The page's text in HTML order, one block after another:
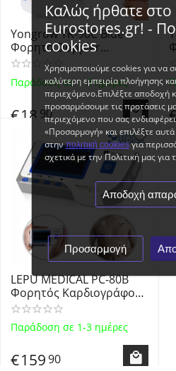
Yongrow YK-90C Blue
Φορητό Doppler
Εμβρυικών Παλμών 2
MHz Baby Fatal Doppler
Παράδοση σε 1-3 ημέρες
€18 90
LEPU MEDICAL PC-80B
Φορητός Καρδιογράφος
με PC Λογισμικό & 3
Καλώδια Holder -
Professional Continuous
ECG Monitor Dual Mode
Παράδοση σε 1-3 ημέρες
€15990
Καλώς ήρθατε στο
Eurostores.gr! -
cookies
Χρησιμοποιούμε cookies για να
καλύτερη εμπειρία πλοήγησης
περιεχόμενο.Επιλέξτε αποδοχή
προσαρμόσουμε τις προτάσεις
περιεχόμενο που σας
«Προσαρμογή» και επιλέξτε
στηνπολιτική cookiesγια
σχετικά με την Πολιτική μας για
Αποδοχή
Προσαρμογή